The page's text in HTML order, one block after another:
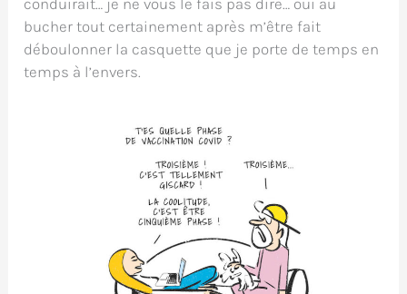
conduirait… je ne vous le fais pas dire… oui au
bucher tout certainement après m’être fait
déboulonner la casquette que je porte de temps en
temps à l’envers.